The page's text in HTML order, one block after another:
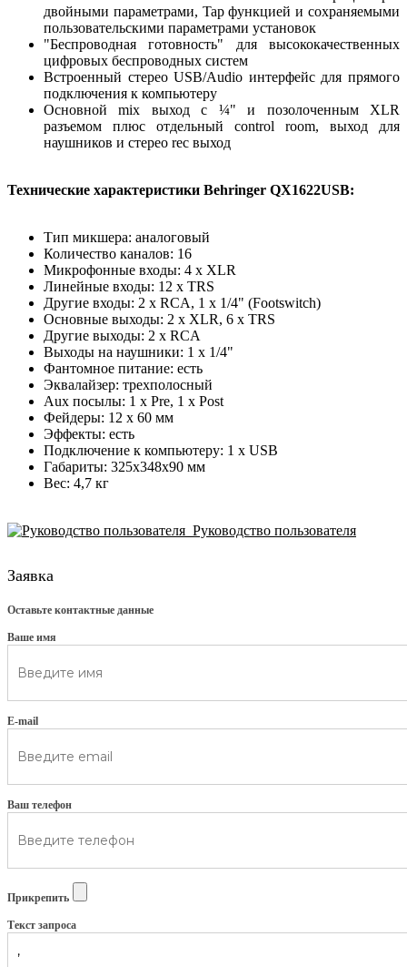
двойными параметрами, Tap функцией и сохраняемыми
пользовательскими параметрами установок
"Беспроводная готовность" для высококачественных
цифровых беспроводных систем
Встроенный стерео USB/Audio интерфейс для прямого
подключения к компьютеру
Основной mix выход с ¼" и позолоченным XLR
разъемом плюс отдельный control room, выход для
наушников и стерео rec выход
Технические характеристики Behringer QX1622USB:
Тип микшера: аналоговый
Количество каналов: 16
Микрофонные входы: 4 x XLR
Линейные входы: 12 x TRS
Другие входы: 2 x RCA, 1 x 1/4" (Footswitch)
Основные выходы: 2 x XLR, 6 x TRS
Другие выходы: 2 x RCA
Выходы на наушники: 1 x 1/4"
Фантомное питание: есть
Эквалайзер: трехполосный
Aux посылы: 1 x Pre, 1 x Post
Фейдеры: 12 x 60 мм
Эффекты: есть
Подключение к компьютеру: 1 x USB
Габариты: 325х348х90 мм
Вес: 4,7 кг
Руководство пользователя
Заявка
Оставьте контактные данные
Ваше имя
E-mail
Ваш телефон
Прикрепить
Текст запроса